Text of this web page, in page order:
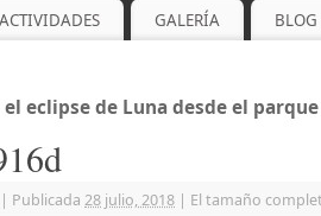
ACTIVIDADES GALERÍA BLOG
eclipse de Luna desde el
| Publicada 28 julio, 2018 | El tamaño